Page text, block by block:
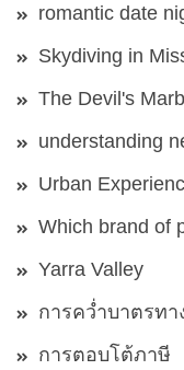
romantic date
Skydiving in
The Devil's
understanding
Urban
Which brand of
Yarra Valley
การคว่ำบาตรทา
การตอบโต้ภาษี